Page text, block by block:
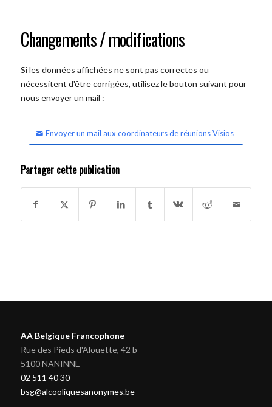
Changements / modifications
Si les données affichées ne sont pas correctes ou
nécessitent d'être corrigées, utilisez le bouton suivant pour
nous envoyer un mail :
Envoyer un mail aux coordinateurs de réunions Visios
Partager cette publication
AA Belgique Francophone
Rue des Pieds d'Alouette, 42 b
5100 NANINNE
02 511 40 30
bsg@alcooliquesanonymes.be